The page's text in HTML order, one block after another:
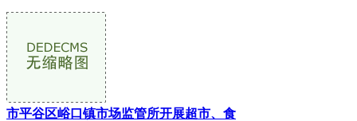
市平谷区峪口镇市场监管所开展超市、食